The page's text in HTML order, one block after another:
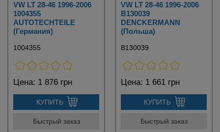
VW LT 28-46 1996-2006
1004355
AUTOTECHTEILE
(Германия)
1004355
Цена: 1 876 грн
КУПИТЬ
Быстрый заказ
VW LT 28-46 1996-2006
B130039
DENCKERMANN
(Польша)
B130039
Цена: 1 661 грн
КУПИТЬ
Быстрый заказ